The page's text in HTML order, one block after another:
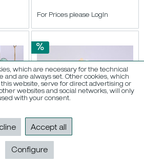
For Prices please LogIn
24292
Holz-Herz auf Kluppe
which are necessary for the technical
and are always set. Other cookies, which
website, serve for direct advertising or
websites and social networks, will only
with your consent.
Accept all
Configure